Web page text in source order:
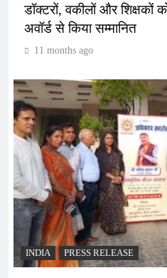
डॉक्टरों, वकीलों और शिक्षकों
अवॉर्ड से किया सम्मानित
11 months ago
INDIA PRESS RELEASE